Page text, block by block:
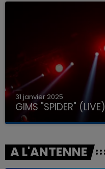
31 janvier 2025
GIMS "SPIDER" (LIVE)
A L'ANTENNE